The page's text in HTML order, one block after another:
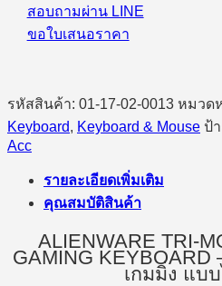
of
The
Moon
สอบถามผ่าน LINE
ขอใบเสนอราคา
รหัสสินค้า: 01-17-02-0013 หมวด
Keyboard, Keyboard & Mouse ป้
Acc
รายละเอียดเพิ่มเติม
คุณสมบัติสินค้า
ALIENWARE TRI-
GAMING KEYBOARD
เกมมิ่ง แบ